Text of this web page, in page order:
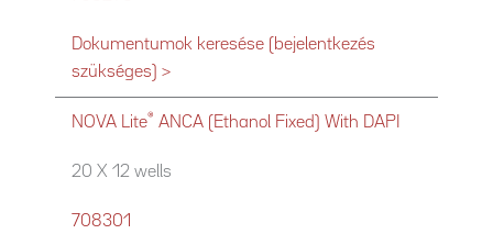
Dokumentumok keresése (bejelentkezés
szükséges) >
NOVA Lite® ANCA (Ethanol Fixed) With DAPI
20 X 12 wells
708301